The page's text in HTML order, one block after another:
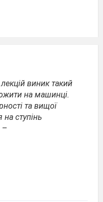
виник такий
на машинці.
та вищої
на ступінь
–